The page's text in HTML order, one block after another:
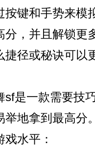
按键和手势来模
分，并且解锁更
捷径或秘诀可以
sf是一款需要技
举地拿到最高分
水平：